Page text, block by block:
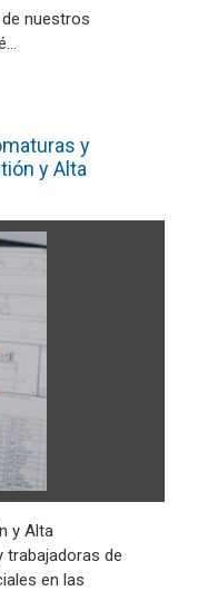
nuestros
y
y Alta
y Alta
trabajadoras de
en las